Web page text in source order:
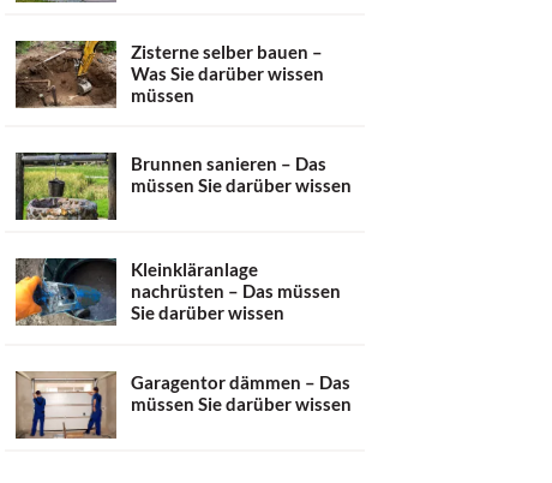
Zisterne selber bauen –
Was Sie darüber wissen
müssen
Brunnen sanieren – Das
müssen Sie darüber wissen
Kleinkläranlage
nachrüsten – Das müssen
Sie darüber wissen
Garagentor dämmen – Das
müssen Sie darüber wissen